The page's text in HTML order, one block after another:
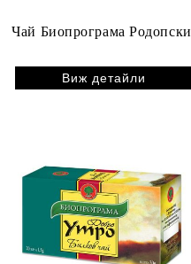
Чай Биопрограма Родопски
Виж детайли